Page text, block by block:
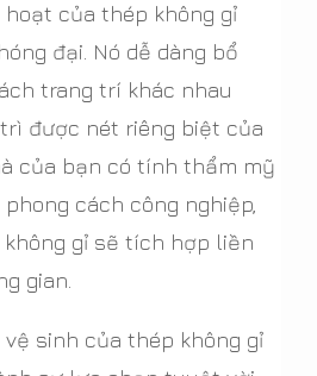
của thép không gỉ
đại. Nó dễ dàng bổ
trang trí khác nhau
được nét riêng biệt của
của bạn có tính thẩm mỹ
cách công nghiệp,
gỉ sẽ tích hợp liền
gian.
sinh của thép không gỉ